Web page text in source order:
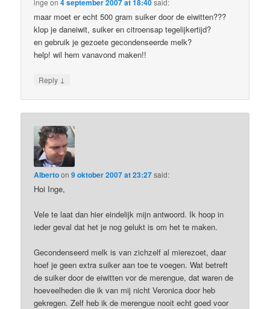
inge on4 september 2007 at 18:40said:
maar moet er echt 500 gram suiker door de eiwitten???
klop je daneiwit, suiker en citroensap tegelijkertijd?
en gebruik je gezoete gecondenseerde melk?
help! wil hem vanavond maken!!
Reply ↓
Albertoon9 oktober 2007 at 23:27said:
Hoi Inge,
Vele te laat dan hier eindelijk mijn antwoord. Ik hoop in
ieder geval dat het je nog gelukt is om het te maken.
Gecondenseerd melk is van zichzelf al mierezoet, daar
hoef je geen extra suiker aan toe te voegen. Wat betreft
de suiker door de eiwitten vor de merengue, dat waren de
hoeveelheden die ik van mij nicht Veronica door heb
gekregen. Zelf heb ik de merengue nooit echt goed voor